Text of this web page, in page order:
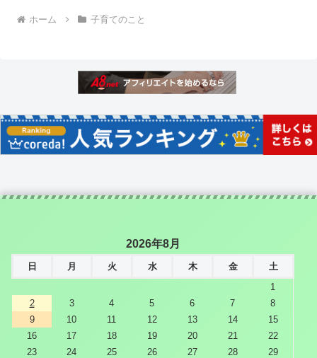
ホーム 子育てのこと
2026年8月
日 月 火 水 木 金
土
1
2
3 4 5 6 7
8
9
10 11 12 13 14
15
16
17 18 19 20 21
22
23
24 25 26 27 28
29